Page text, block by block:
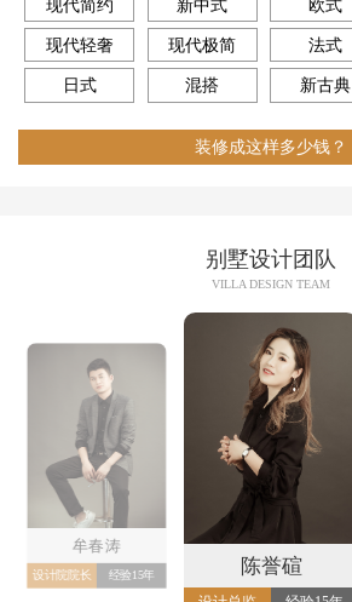
现代简约 新中式 欧式
现代轻奢 现代极简 法式
日式 混搭 新古典
装修成这样多少钱？
别墅设计团队
VILLA DESIGN TEAM
牟春涛
设计院院长 经验15年 陈誉碹